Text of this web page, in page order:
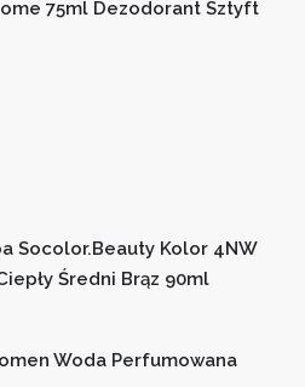
75ml Dezodorant Sztyft
Socolor.beauty Kolor 4NW
Średni Brąz 90ml
Woda Perfumowana